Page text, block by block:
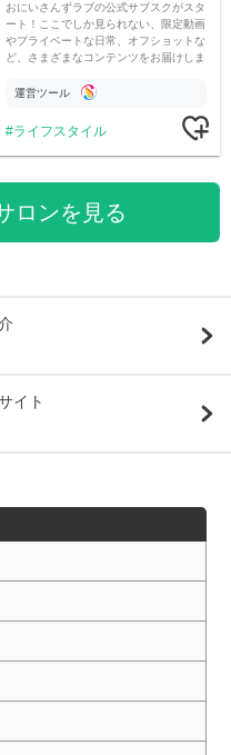
おにいさんずラブの公式サブスクがスタ
ート！ここでしか見られない、限定動画
やプライベートな日常、オフショットな
ど、さまざまなコンテンツをお届けしま
運営ツール
ライフスタイル
ロンを見る
イト